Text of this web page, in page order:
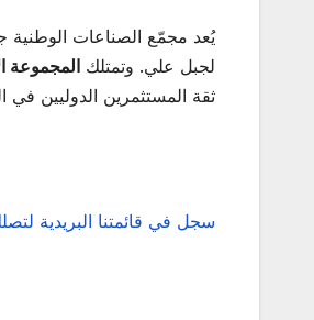
يُعد مجمّع الصناعات الوطنية
لجبل علي. وتمتلك المجموعة
ثقة المستثمرين الدوليين في
سجل في قائمتنا البريدية